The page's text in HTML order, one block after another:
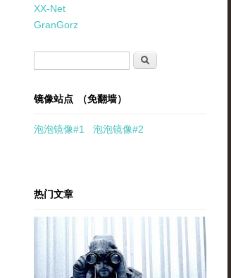
XX-Net
GranGorz
搜索
镜像站点 （免翻墙）
泡泡镜像#1 泡泡镜像#2
热门文章